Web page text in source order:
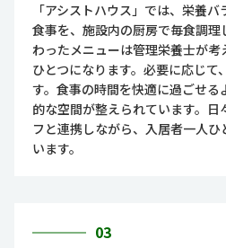
「アシストハウス」では、栄養
食事を、施設内の厨房で毎食調
わったメニューは管理栄養士が考
ひとつになります。必要に応じて
す。食事の時間を快適に過ごせ
的な空間が整えられています。日
フと連携しながら、入居者一人
います。
03